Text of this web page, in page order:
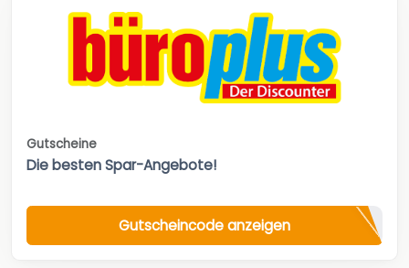
Gutscheine
Die besten Spar-Angebote!
Gutscheincode anzeigen